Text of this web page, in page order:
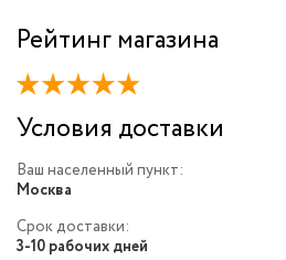
Рейтинг магазина
Условия доставки
Ваш населенный пункт:
Москва
Срок доставки:
3-10 рабочих дней